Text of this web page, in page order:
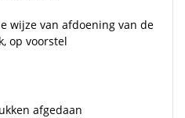
wijze van afdoening van de
op voorstel
afgedaan